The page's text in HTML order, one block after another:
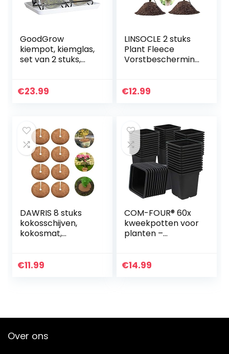
GoodGrow
kiempot, kiemglas,
set van 2 stuks,
roosterdeksel, 2
€23.99
LINSOCLE 2 stuks
Plant Fleece
Vorstbescherming
voor Planten,
€12.99
DAWRIS 8 stuks
kokosschijven,
kokosmat,
ng,
€11.99
COM-FOUR® 60x
kweekpotten voor
planten –
bloempot voor het
€14.99
Over ons